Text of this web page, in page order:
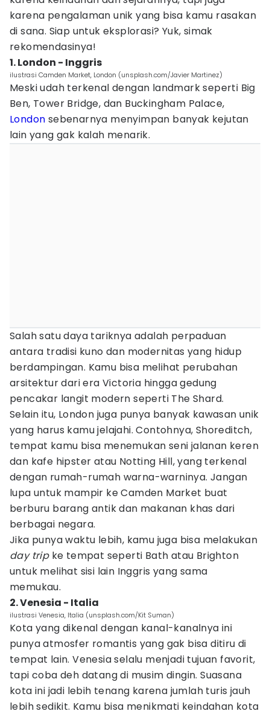
karena pengalaman unik yang bisa kamu rasakan
di sana. Siap untuk eksplorasi? Yuk, simak
rekomendasinya!
1. London - Inggris
ilustrasi Camden Market, London (unsplash.com/Javier Martinez)
Meski udah terkenal dengan landmark seperti Big
Ben, Tower Bridge, dan Buckingham Palace,
London sebenarnya menyimpan banyak kejutan
lain yang gak kalah menarik.
Salah satu daya tariknya adalah perpaduan
antara tradisi kuno dan modernitas yang hidup
berdampingan. Kamu bisa melihat perubahan
arsitektur dari era Victoria hingga gedung
pencakar langit modern seperti The Shard.
Selain itu, London juga punya banyak kawasan unik
yang harus kamu jelajahi. Contohnya, Shoreditch,
tempat kamu bisa menemukan seni jalanan keren
dan kafe hipster atau Notting Hill, yang terkenal
dengan rumah-rumah warna-warninya. Jangan
lupa untuk mampir ke Camden Market buat
berburu barang antik dan makanan khas dari
berbagai negara.
Jika punya waktu lebih, kamu juga bisa melakukan
day tripke tempat seperti Bath atau Brighton
untuk melihat sisi lain Inggris yang sama
memukau.
2. Venesia - Italia
ilustrasi Venesia, Italia (unsplash.com/Kit Suman)
Kota yang dikenal dengan kanal-kanalnya ini
punya atmosfer romantis yang gak bisa ditiru di
tempat lain. Venesia selalu menjadi tujuan favorit,
tapi coba deh datang di musim dingin. Suasana
kota ini jadi lebih tenang karena jumlah turis jauh
lebih sedikit. Kamu bisa menikmati keindahan kota